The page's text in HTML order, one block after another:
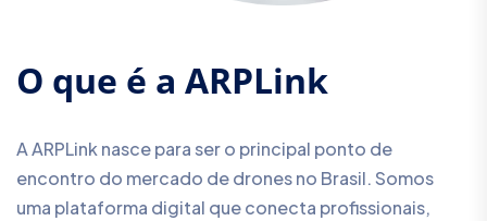
O que é a ARPLink
A ARPLink nasce para ser o principal ponto de
encontro do mercado de drones no Brasil. Somos
uma plataforma digital que conecta profissionais,